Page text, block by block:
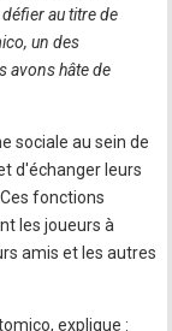
au titre de
un des
avons hâte de
sociale au sein de
d'échanger leurs
fonctions
les joueurs à
amis et les autres
explique :